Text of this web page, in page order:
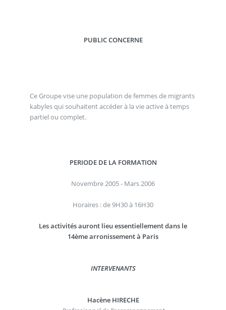
PUBLIC CONCERNE
Ce Groupe vise une population de femmes de migrants
kabyles qui souhaitent accéder à la vie active à temps
partiel ou complet.
PERIODE DE LA FORMATION
Novembre 2005 - Mars 2006
Horaires : de 9H30 à 16H30
Les activités auront lieu essentiellement dans le
14ème arronissement à Paris
INTERVENANTS
Hacène HIRECHE